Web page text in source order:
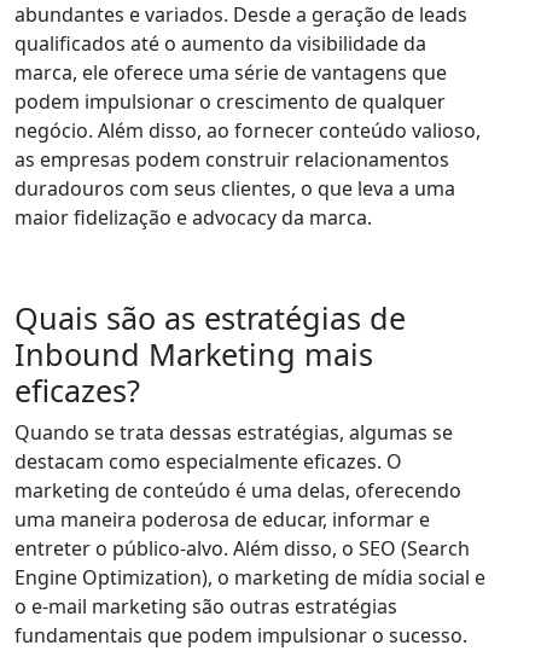
abundantes e variados. Desde a geração de leads
qualificados até o aumento da visibilidade da
marca, ele oferece uma série de vantagens que
podem impulsionar o crescimento de qualquer
negócio. Além disso, ao fornecer conteúdo valioso,
as empresas podem construir relacionamentos
duradouros com seus clientes, o que leva a uma
maior fidelização e advocacy da marca.
Quais são as estratégias de
Inbound Marketing mais
eficazes?
Quando se trata dessas estratégias, algumas se
destacam como especialmente eficazes. O
marketing de conteúdo é uma delas, oferecendo
uma maneira poderosa de educar, informar e
entreter o público-alvo. Além disso, o SEO (Search
Engine Optimization), o marketing de mídia social e
o e-mail marketing são outras estratégias
fundamentais que podem impulsionar o sucesso.